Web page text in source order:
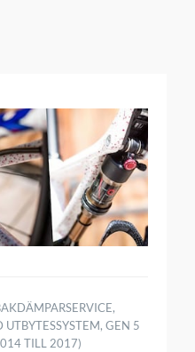
UTBYTESSYSTEM, GEN 5
TILL 2017)